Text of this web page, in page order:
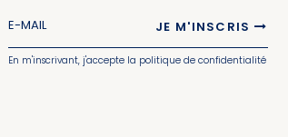
JE M'INSCRIS
En m'inscrivant, j'accepte la politique de confidentialité